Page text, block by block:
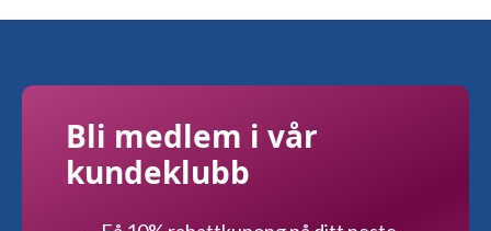
Bli medlem i vår
kundeklubb